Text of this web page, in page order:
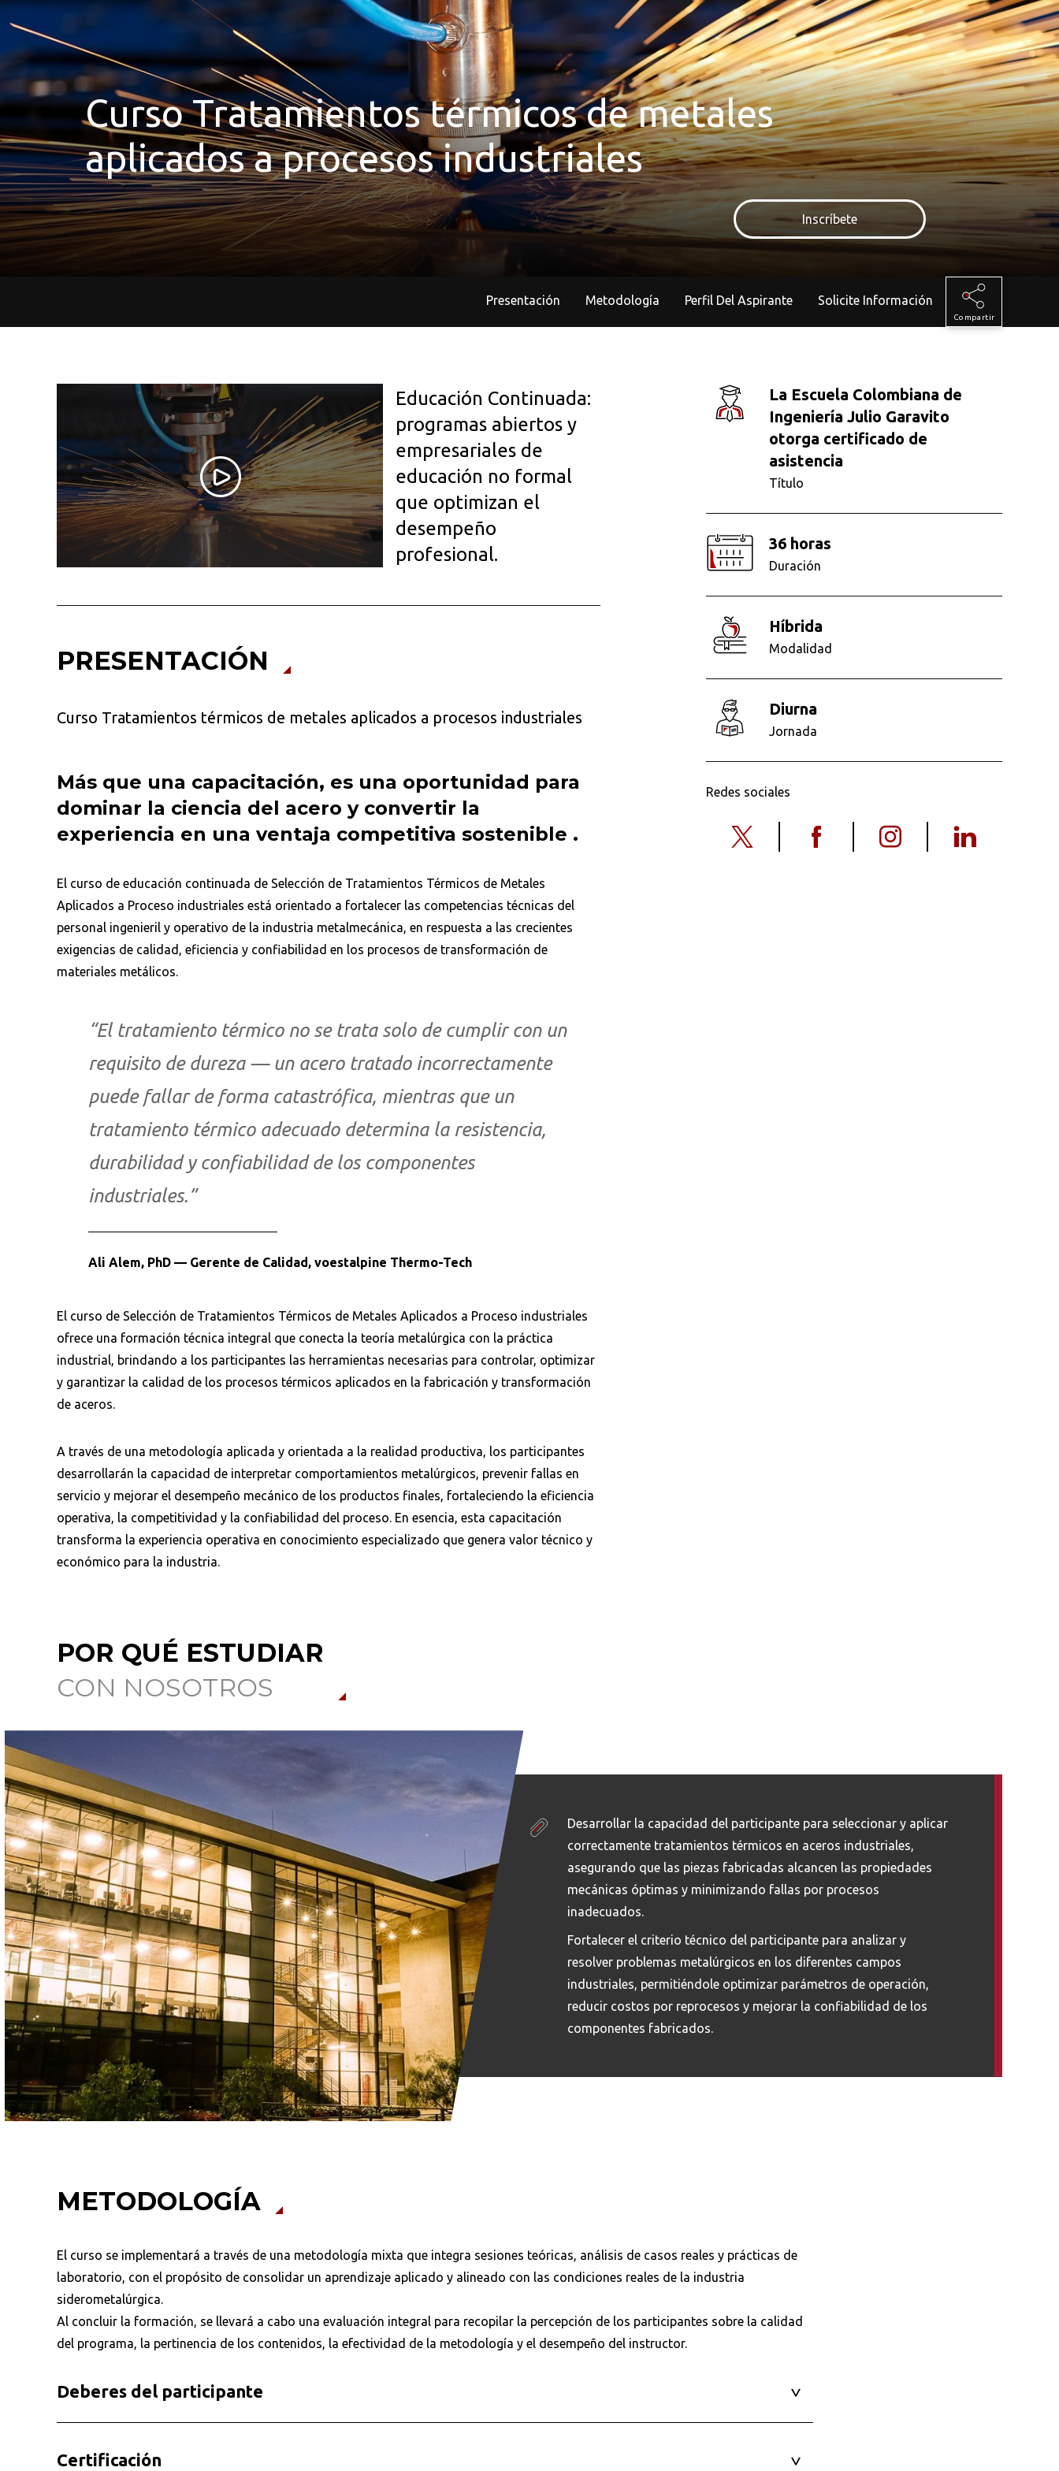
Curso Tratamientos térmicos de metales
aplicados a procesos industriales
Inscríbete
Presentación Metodología Perfil Del Aspirante Solicite Información
Compartir
La Escuela Colombiana de
Ingeniería Julio Garavito
otorga certificado de
asistencia
Título
36 horas
Duración
híbrida
Modalidad
diurna
Jornada
Redes sociales
PRESENTACIÓN
Curso Tratamientos térmicos de metales aplicados a procesos industriales
Educación Continuada:
programas abiertos y
empresariales de
educación no formal
que optimizan el
desempeño
profesional.
Más que una capacitación, es una oportunidad para
dominar la ciencia del acero y convertir la
experiencia en una ventaja competitiva sostenible .
El curso de educación continuada de Selección de Tratamientos Térmicos de Metales
Aplicados a Proceso industriales está orientado a fortalecer las competencias técnicas del
personal ingenieril y operativo de la industria metalmecánica, en respuesta a las crecientes
exigencias de calidad, eficiencia y confiabilidad en los procesos de transformación de
materiales metálicos.
“El tratamiento térmico no se trata solo de cumplir con un
requisito de dureza — un acero tratado incorrectamente
puede fallar de forma catastrófica, mientras que un
tratamiento térmico adecuado determina la resistencia,
durabilidad y confiabilidad de los componentes
industriales.”
Ali Alem, PhD — Gerente de Calidad, voestalpine Thermo-Tech
El curso de Selección de Tratamientos Térmicos de Metales Aplicados a Proceso industriales
ofrece una formación técnica integral que conecta la teoría metalúrgica con la práctica
industrial, brindando a los participantes las herramientas necesarias para controlar, optimizar
y garantizar la calidad de los procesos térmicos aplicados en la fabricación y transformación
de aceros.
A través de una metodología aplicada y orientada a la realidad productiva, los participantes
desarrollarán la capacidad de interpretar comportamientos metalúrgicos, prevenir fallas en
servicio y mejorar el desempeño mecánico de los productos finales, fortaleciendo la eficiencia
operativa, la competitividad y la confiabilidad del proceso. En esencia, esta capacitación
transforma la experiencia operativa en conocimiento especializado que genera valor técnico y
económico para la industria.
POR QUÉ ESTUDIAR
CON NOSOTROS
Desarrollar la capacidad del participante para seleccionar y aplicar
correctamente tratamientos térmicos en aceros industriales,
asegurando que las piezas fabricadas alcancen las propiedades
mecánicas óptimas y minimizando fallas por procesos
inadecuados.
Fortalecer el criterio técnico del participante para analizar y
resolver problemas metalúrgicos en los diferentes campos
industriales, permitiéndole optimizar parámetros de operación,
reducir costos por reprocesos y mejorar la confiabilidad de los
componentes fabricados.
METODOLOGÍA
El curso se implementará a través de una metodología mixta que integra sesiones teóricas, análisis de casos reales y prácticas de
laboratorio, con el propósito de consolidar un aprendizaje aplicado y alineado con las condiciones reales de la industria
siderometalúrgica.
Al concluir la formación, se llevará a cabo una evaluación integral para recopilar la percepción de los participantes sobre la calidad
del programa, la pertinencia de los contenidos, la efectividad de la metodología y el desempeño del instructor.
Deberes del participante
Certificación
Buscar